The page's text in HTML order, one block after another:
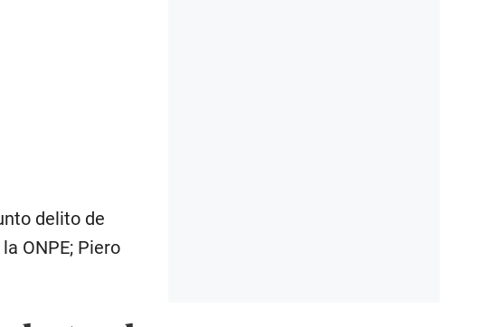
delito de
ONPE; Piero